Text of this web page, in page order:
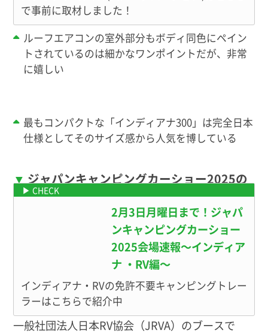
で事前に取材しました！
ルーフエアコンの室外部分もボディ同色にペイン
トされているのは細かなワンポイントだが、非常
に嬉しい
最もコンパクトな「インディアナ300」は完全日本
仕様としてそのサイズ感から人気を博している
ジャパンキャンピングカーショー2025の
インディアナ・RV情報はこちら
2月3日月曜日まで！ジャパ
ンキャンピングカーショー
2025会場速報〜インディア
ナ ・RV編〜
インディアナ・RVの免許不要キャンピングトレー
ラーはこちらで紹介中
一般社団法人日本RV協会（JRVA）のブースで